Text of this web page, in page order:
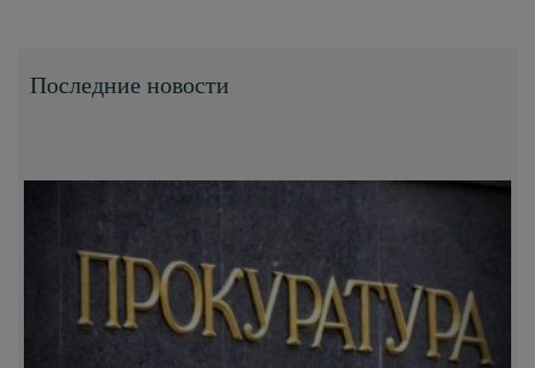
Последние новости